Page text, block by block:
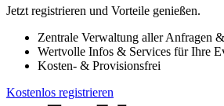
Jetzt registrieren und Vorteile genießen.
Zentrale Verwaltung aller Anfragen
Wertvolle Infos & Services für Ihre
Kosten- & Provisionsfrei
Kostenlos registrieren